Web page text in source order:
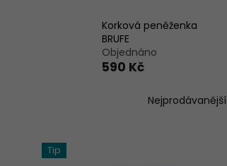
Korková peněženka
BRUFE
Objednáno
590 Kč
aNejprodávanější
Tip